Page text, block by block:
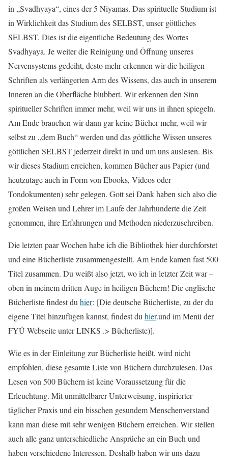
in „Svadhyaya“, eines der 5 Niyamas. Das spirituelle Studium ist
in Wirklichkeit das Studium des SELBST, unser göttliches
SELBST. Dies ist die eigentliche Bedeutung des Wortes
Svadhyaya. Je weiter die Reinigung und Öffnung unseres
Nervensystems gedeiht, desto mehr erkennen wir die heiligen
Schriften als verlängerten Arm des Wissens, das auch in unserem
Inneren an die Oberfläche blubbert. Wir erkennen den Sinn
spiritueller Schriften immer mehr, weil wir uns in ihnen spiegeln.
Am Ende brauchen wir dann gar keine Bücher mehr, weil wir
selbst zu „dem Buch“ werden und das göttliche Wissen unseres
göttlichen SELBST jederzeit direkt in und um uns auslesen. Bis
wir dieses Stadium erreichen, kommen Bücher aus Papier (und
heutzutage auch in Form von Ebooks, Videos oder
Tondokumenten) sehr gelegen. Gott sei Dank haben sich also die
großen Weisen und Lehrer im Laufe der Jahrhunderte die Zeit
genommen, ihre Erfahrungen und Methoden niederzuschreiben.
Die letzten paar Wochen habe ich die Bibliothek hier durchforstet
und eine Bücherliste zusammengestellt. Am Ende kamen fast 500
Titel zusammen. Du weißt also jetzt, wo ich in letzter Zeit war –
oben in meinem dritten Auge in heiligen Büchern! Die englische
Bücherliste findest du hier: [Die deutsche Bücherliste, zu der du
eigene Titel hinzufügen kannst, findest du hier.und im Menü der
FYÜ Webseite unter LINKS .> Bücherliste)].
Wie es in der Einleitung zur Bücherliste heißt, wird nicht
empfohlen, diese gesamte Liste von Büchern durchzulesen. Das
Lesen von 500 Büchern ist keine Voraussetzung für die
Erleuchtung. Mit unmittelbarer Unterweisung, inspirierter
täglicher Praxis und ein bisschen gesundem Menschenverstand
kann man diese mit sehr wenigen Büchern erreichen. Wir stellen
auch alle ganz unterschiedliche Ansprüche an ein Buch und
haben verschiedene Interessen. Deshalb haben wir uns dazu